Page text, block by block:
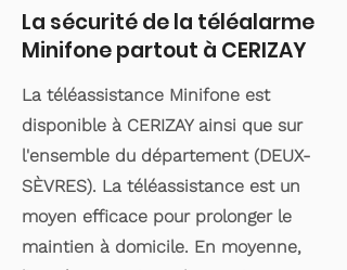
La sécurité de la téléalarme
Minifone partout à CERIZAY
La téléassistance Minifone est
disponible à CERIZAY ainsi que sur
l'ensemble du département (DEUX-
SÈVRES). La téléassistance est un
moyen efficace pour prolonger le
maintien à domicile. En moyenne,